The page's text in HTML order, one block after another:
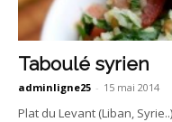
Taboulé syrien
adminligne25 - 15 mai 2014
Plat du Levant (Liban,